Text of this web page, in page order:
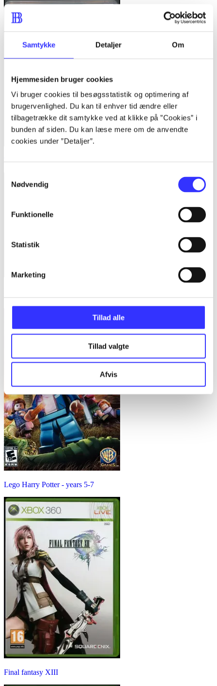
Samtykke Detaljer Om
Hjemmesiden bruger cookies
Vi bruger cookies til besøgsstatistik og optimering af
brugervenlighed. Du kan til enhver tid ændre eller
tilbagetrække dit samtykke ved at klikke på ”Cookies” i
bunden af siden. Du kan læse mere om de anvendte
cookies under ”Detaljer”.
Nødvendig
Funktionelle
Statistik
Marketing
Tillad alle
Tillad valgte
Afvis
Lego Harry Potter - years 5-7
Final fantasy XIII